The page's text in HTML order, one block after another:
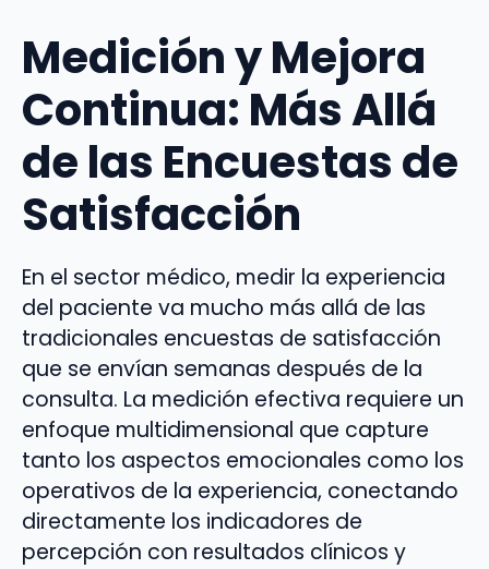
Medición y Mejora
Continua: Más Allá
de las Encuestas de
Satisfacción
En el sector médico, medir la experiencia
del paciente va mucho más allá de las
tradicionales encuestas de satisfacción
que se envían semanas después de la
consulta. La medición efectiva requiere un
enfoque multidimensional que capture
tanto los aspectos emocionales como los
operativos de la experiencia, conectando
directamente los indicadores de
percepción con resultados clínicos y